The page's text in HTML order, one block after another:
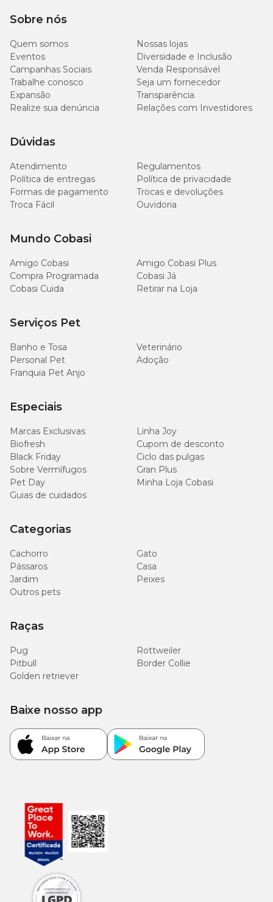
Você encontra a
Peitoral Doco para Cães com o melhor
preçoaqui na Cobasi! Compre online pelo site, app ou visite uma
de nossaslojas físicas
. Aproveite para conferir nossa seleção
completa deguias, coleiras e peitorais para seu pet.
Sobre nós
Quem somos
Nossas lojas
Eventos
Diversidade e Inclusão
Campanhas Sociais
Venda Responsável
Trabalhe conosco
Seja um fornecedor
Expansão
Transparência
Realize sua denúncia
Relações com Investidores
Dúvidas
Atendimento
Regulamentos
Política de entregas
Política de privacidade
Formas de pagamento
Trocas e devoluções
Troca Fácil
Ouvidoria
Mundo Cobasi
Amigo Cobasi
Amigo Cobasi Plus
Compra Programada
Cobasi Já
Cobasi Cuida
Retirar na Loja
Serviços Pet
Banho e Tosa
Veterinário
Personal Pet
Adoção
Franquia Pet Anjo
Especiais
Marcas Exclusivas
Linha Joy
Biofresh
Cupom de desconto
Black Friday
Ciclo das pulgas
Sobre Vermífugos
Gran Plus
Pet Day
Minha Loja Cobasi
Guias de cuidados
Categorias
Cachorro
Gato
Pássaros
Casa
Jardim
Peixes
Outros pets
Raças
Pug
Rottweiler
Pitbull
Border Collie
Golden retriever
Baixe nosso app